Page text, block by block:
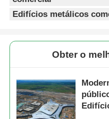
Edifícios metálicos
Obter o